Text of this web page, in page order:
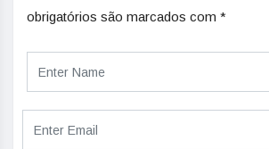
obrigatórios são marcados com *